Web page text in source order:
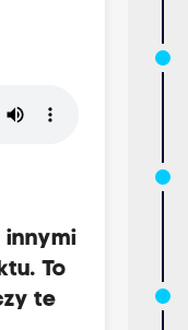
innymi
To
te